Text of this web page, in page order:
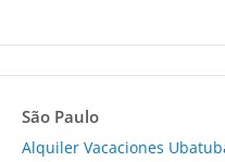
São Paulo
Alquiler Vacaciones